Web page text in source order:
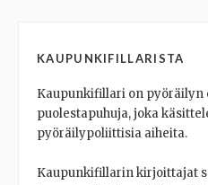
KAUPUNKIFILLARISTA
Kaupunkifillari on pyöräilyn
puolestapuhuja, joka
pyöräilypoliittisia aiheita.
Kaupunkifillarin kirjoittajat